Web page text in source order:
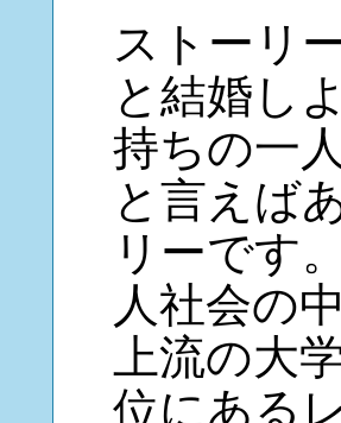
ストーリ
と結婚し
持ちの一
と言えば
リーです
人社会の
上流の大
位にある